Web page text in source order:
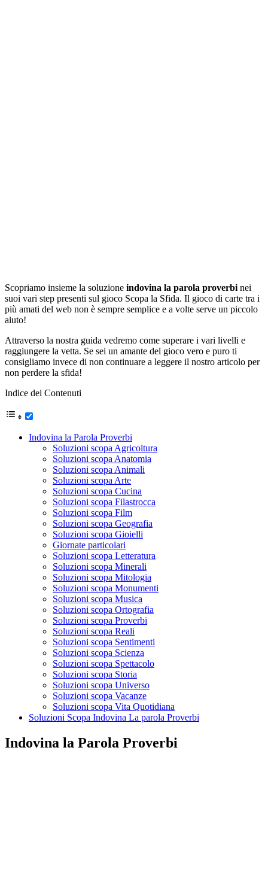
Scopriamo insieme la soluzione indovina la parola proverbi nei
suoi vari step presenti sul gioco Scopa la Sfida. Il gioco di carte tra i
più amati del web non è sempre semplice e a volte serve un piccolo
aiuto!
Attraverso la nostra guida vedremo come superare i vari livelli e
raggiungere la vetta. Se sei un amante del gioco vero e puro ti
consigliamo invece di non continuare a leggere il nostro articolo per
non perdere la sfida!
Indice dei Contenuti
Indovina la Parola Proverbi
Soluzioni scopa Agricoltura
Soluzioni scopa Anatomia
Soluzioni scopa Animali
Soluzioni scopa Arte
Soluzioni scopa Cucina
Soluzioni scopa Filastrocca
Soluzioni scopa Film
Soluzioni scopa Geografia
Soluzioni scopa Gioielli
Giornate particolari
Soluzioni scopa Letteratura
Soluzioni scopa Minerali
Soluzioni scopa Mitologia
Soluzioni scopa Monumenti
Soluzioni scopa Musica
Soluzioni scopa Ortografia
Soluzioni scopa Proverbi
Soluzioni scopa Reali
Soluzioni scopa Sentimenti
Soluzioni scopa Scienza
Soluzioni scopa Spettacolo
Soluzioni scopa Storia
Soluzioni scopa Universo
Soluzioni scopa Vacanze
Soluzioni scopa Vita Quotidiana
Soluzioni Scopa Indovina La parola Proverbi
Indovina la Parola Proverbi